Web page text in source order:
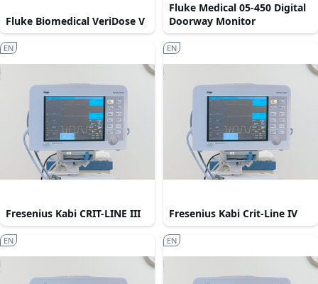
Fluke Biomedical VeriDose V
Fluke Medical 05-450 Digital
Doorway Monitor
Fresenius Kabi CRIT-LINE III
EN
Fresenius Kabi Crit-Line IV
EN
EN EN